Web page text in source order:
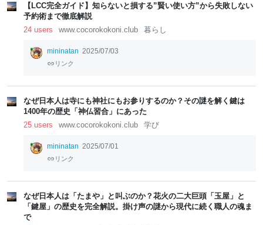
【LCC完全ガイド】知らないと損する”賢い使い方”から失敗しない
予約術まで徹底解説
24 users
www.cocorokokoni.club 暮らし
mininatan 2025/07/03
リンク
なぜ日本人は寺にも神社にもお参りするのか？その謎を解く鍵は
1400年の歴史「神仏習合」にあった
25 users
www.cocorokokoni.club 学び
mininatan 2025/07/01
リンク
なぜ日本人は「たまや」と叫ぶのか？花火の二大巨頭「玉屋」と
「鍵屋」の歴史を完全解説。掛け声の謎から現代に続く職人の魂ま
で